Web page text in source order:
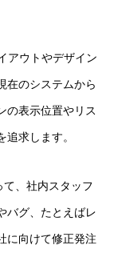
アウトやデザイン
在のシステムから
の表示位置やリス
追求します。
、社内スタッフ
バグ、たとえばレ
に向けて修正発注